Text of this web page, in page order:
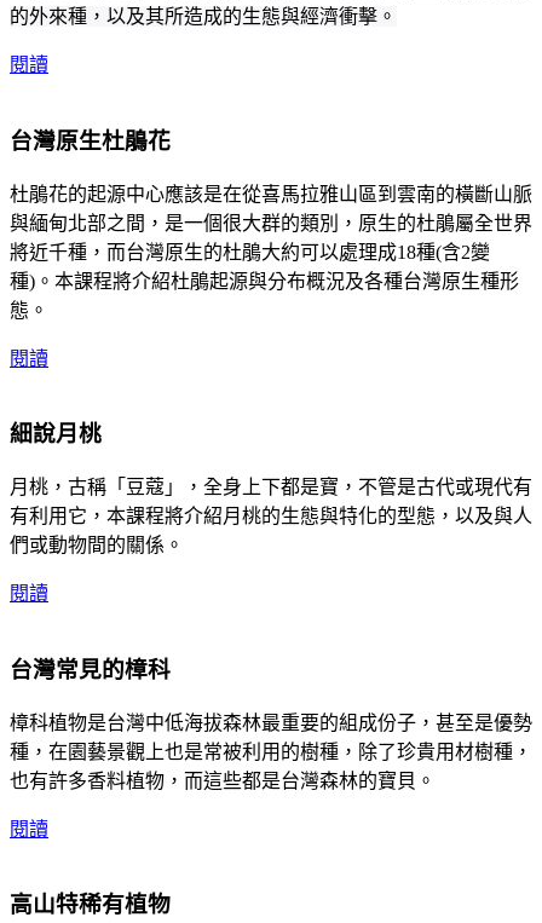
的外來種，以及其所造成的生態與經濟衝擊。
閱讀
台灣原生杜鵑花
杜鵑花的起源中心應該是在從喜馬拉雅山區到雲南的橫斷山脈
與緬甸北部之間，是一個很大群的類別，原生的杜鵑屬全世界
將近千種，而台灣原生的杜鵑大約可以處理成18種(含2變
種)。本課程將介紹杜鵑起源與分布概況及各種台灣原生種形
態。
閱讀
細說月桃
月桃，古稱「豆蔻」，全身上下都是寶，不管是古代或現代有
有利用它，本課程將介紹月桃的生態與特化的型態，以及與人
們或動物間的關係。
閱讀
台灣常見的樟科
樟科植物是台灣中低海拔森林最重要的組成份子，甚至是優勢
種，在園藝景觀上也是常被利用的樹種，除了珍貴用材樹種，
也有許多香料植物，而這些都是台灣森林的寶貝。
閱讀
高山特稀有植物